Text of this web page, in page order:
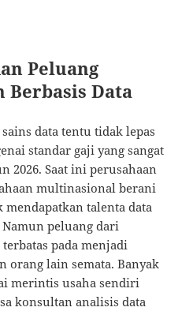
Peluang
Berbasis Data
data tentu tidak lepas
standar gaji yang sangat
2026. Saat ini perusahaan
multinasional berani
talenta data
peluang dari
pada menjadi
orang lain semata. Banyak
merintis usaha sendiri
konsultan analisis data